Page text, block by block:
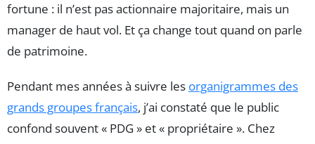
fortune : il n’est pas actionnaire majoritaire, mais un
manager de haut vol. Et ça change tout quand on parle
de patrimoine.
Pendant mes années à suivre les organigrammes des
grands groupes français, j’ai constaté que le public
confond souvent « PDG » et « propriétaire ». Chez